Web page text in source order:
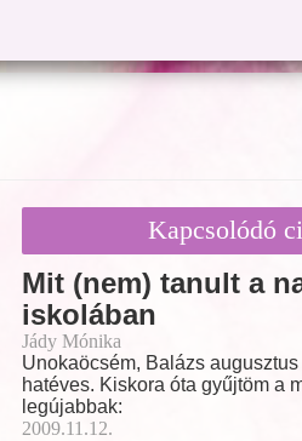
Kapcsolódó
Mit (nem) tanult a
iskolában
Jády Mónika
Unokaöcsém, Balázs
hatéves. Kiskora óta gyűjtöm a
legújabbak:
2009.11.12.